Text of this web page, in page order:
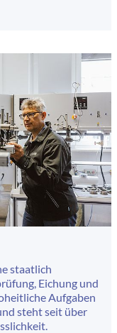
staatlich
Eichung und
Aufgaben
steht seit über